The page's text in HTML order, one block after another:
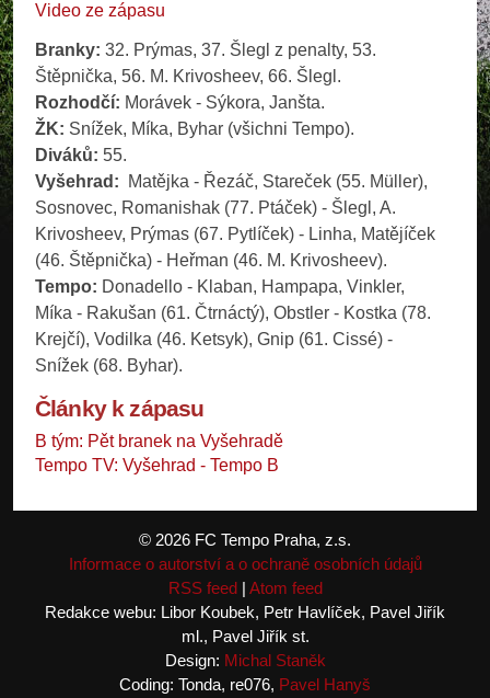
Video ze zápasu
Branky: 32. Prýmas, 37. Šlegl z penalty, 53.
Štěpnička, 56. M. Krivosheev, 66. Šlegl.
Rozhodčí: Morávek - Sýkora, Janšta.
ŽK: Snížek, Míka, Byhar (všichni Tempo).
Diváků: 55.
Vyšehrad: Matějka - Řezáč, Stareček (55. Müller),
Sosnovec, Romanishak (77. Ptáček) - Šlegl, A.
Krivosheev, Prýmas (67. Pytlíček) - Linha, Matějíček
(46. Štěpnička) - Heřman (46. M. Krivosheev).
Tempo: Donadello - Klaban, Hampapa, Vinkler,
Míka - Rakušan (61. Čtrnáctý), Obstler - Kostka (78.
Krejčí), Vodilka (46. Ketsyk), Gnip (61. Cissé) -
Snížek (68. Byhar).
Články k zápasu
B tým: Pět branek na Vyšehradě
Tempo TV: Vyšehrad - Tempo B
© 2026 FC Tempo Praha, z.s.
Informace o autorství a o ochraně osobních údajů
RSS feed| Atom feed
Redakce webu: Libor Koubek, Petr Havlíček, Pavel Jiřík
ml., Pavel Jiřík st.
Design: Michal Staněk
Coding: Tonda, re076, Pavel Hanyš